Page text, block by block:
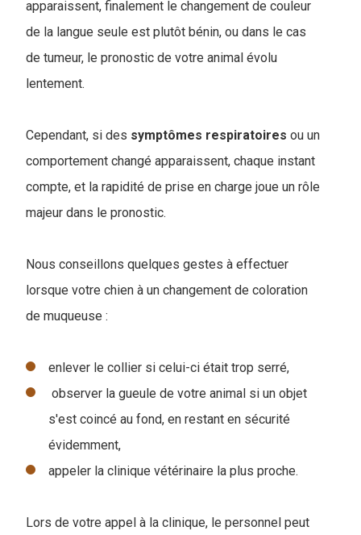
apparaissent, finalement le changement de couleur
de la langue seule est plutôt bénin, ou dans le cas
de tumeur, le pronostic de votre animal évolu
lentement.
Cependant, si des symptômes respiratoires ou un
comportement changé apparaissent, chaque instant
compte, et la rapidité de prise en charge joue un rôle
majeur dans le pronostic.
Nous conseillons quelques gestes à effectuer
lorsque votre chien à un changement de coloration
de muqueuse :
enlever le collier si celui-ci était trop serré,
observer la gueule de votre animal si un objet
s'est coincé au fond, en restant en sécurité
évidemment,
appeler la clinique vétérinaire la plus proche.
Lors de votre appel à la clinique, le personnel peut